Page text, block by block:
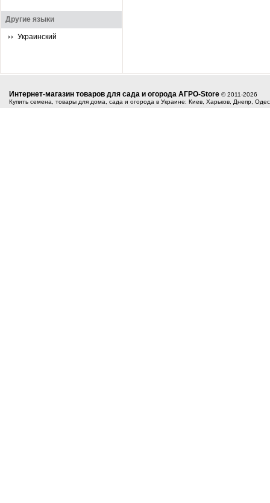
Другие языки
Украинский
Интернет-магазин товаров для сада и огорода АГРО-Store © 2011-2026
Купить семена, товары для дома, сада и огорода в Украине: Киев, Харьков, Днепр,